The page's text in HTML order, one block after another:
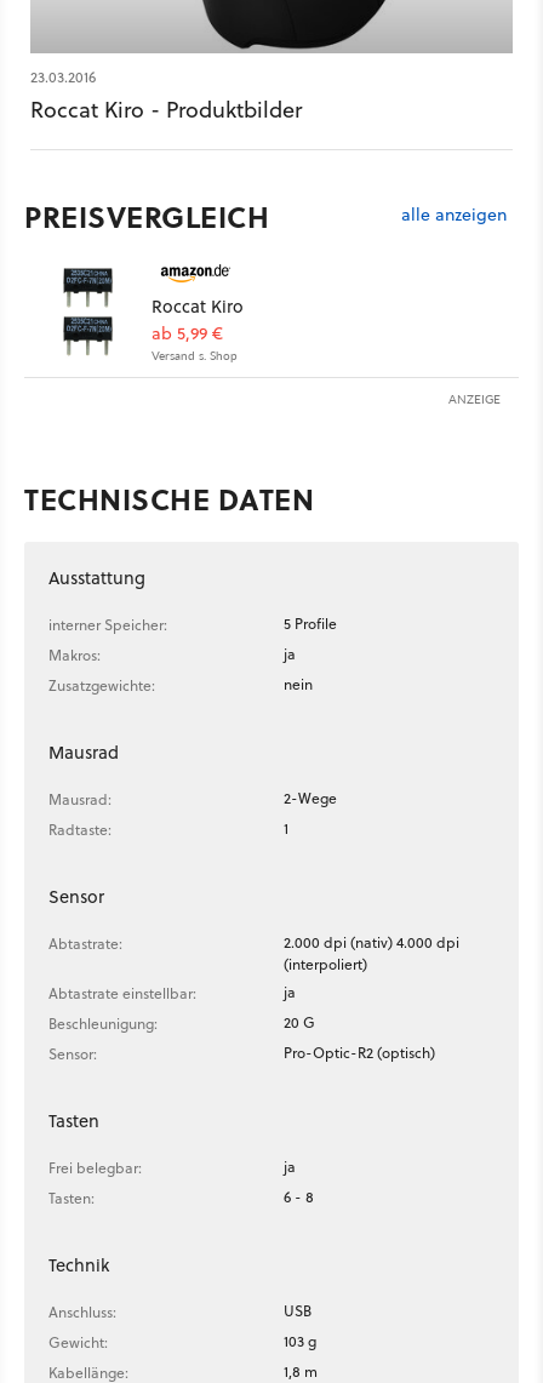
23.03.2016
Roccat Kiro - Produktbilder
PREISVERGLEICH alle anzeigen
Roccat Kiro
ab 5,99 €
Versand s. Shop
ANZEIGE
TECHNISCHE DATEN
Ausstattung
interner Speicher:
5 Profile
Makros:
ja
Zusatzgewichte:
nein
Mausrad
Mausrad:
2-Wege
Radtaste:
1
Sensor
Abtastrate:
2.000 dpi (nativ) 4.000 dpi
(interpoliert)
Abtastrate einstellbar:
ja
Beschleunigung:
20 G
Sensor:
Pro-Optic-R2 (optisch)
Tasten
Frei belegbar:
ja
Tasten:
6 - 8
Technik
Anschluss:
USB
Gewicht:
103 g
Kabellänge:
1,8 m